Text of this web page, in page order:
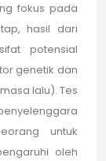
fokus pada
hasil dari
potensial
genetik dan
lalu). Tes
untuk
oleh